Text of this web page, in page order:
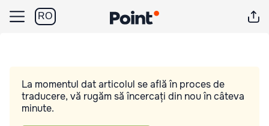
RO
La momentul dat articolul se află în proces de
traducere, vă rugăm să încercați din nou în câteva
minute.